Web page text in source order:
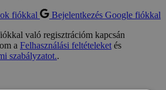
fiókkal
Bejelentkezés Google fiókkal
való regisztrációm kapcsán
a Felhasználási feltételeketés
szabályzatot..